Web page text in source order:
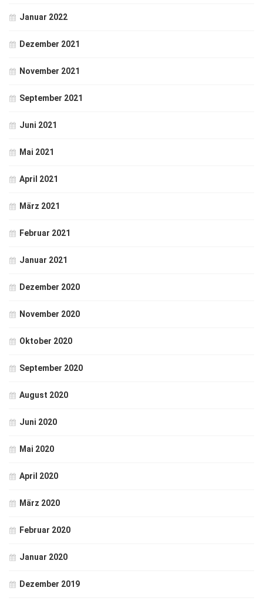
Januar 2022
Dezember 2021
November 2021
September 2021
Juni 2021
Mai 2021
April 2021
März 2021
Februar 2021
Januar 2021
Dezember 2020
November 2020
Oktober 2020
September 2020
August 2020
Juni 2020
Mai 2020
April 2020
März 2020
Februar 2020
Januar 2020
Dezember 2019